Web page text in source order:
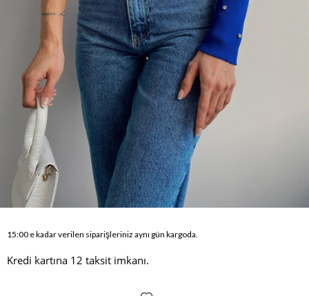
15:00 e kadar verilen siparişleriniz aynı gün kargoda.
Kredi kartına 12 taksit imkanı.